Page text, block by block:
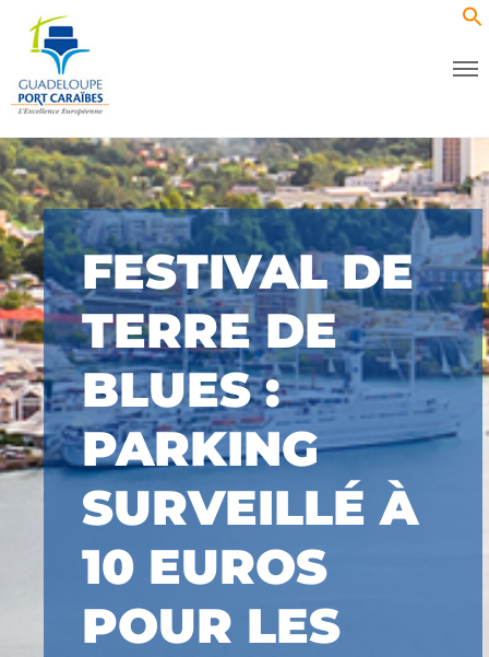
FESTIVAL DE
TERRE DE
BLUES :
PARKING
SURVEILLÉ À
10 EUROS
POUR LES